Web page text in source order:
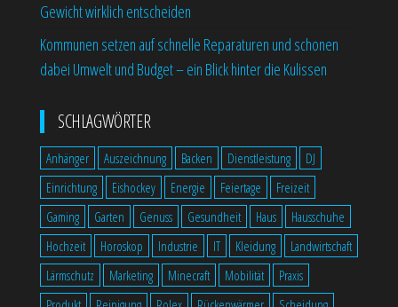
Gewicht wirklich entscheiden
Kommunen setzen auf schnelle Reparaturen und schonen
dabei Umwelt und Budget – ein Blick hinter die Kulissen
SCHLAGWÖRTER
Anhänger Auszeichnung Backen Dienstleistung
DJ
Einrichtung
Eishockey Energie Feiertage
Freizeit
Gaming
Garten Genuss Gesundheit Haus
Hausschuhe
Hochzeit
Horoskop Industrie IT Kleidung
Landwirtschaft
Lärmschutz
Marketing Minecraft Mobilität
Praxis